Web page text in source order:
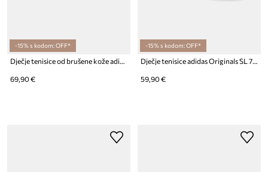
-15% s kodom: OFF*
69,90 €
-15% s kodom: OFF*
59,90 €